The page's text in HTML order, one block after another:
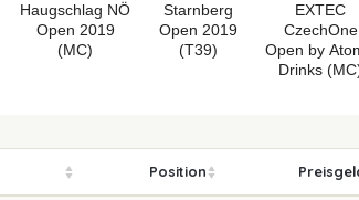
Haugschlag NÖ
Open 2019
(MC)
Starnberg
Open 2019
(T39)
EXTEC
CzechOne
Open by
Drinks
Position